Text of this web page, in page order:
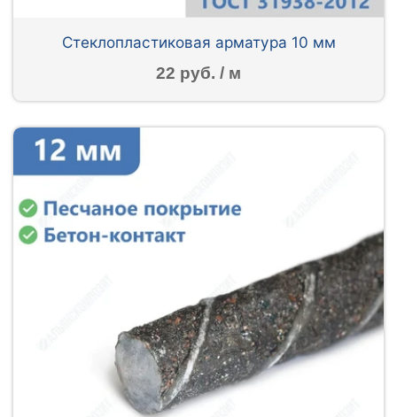
Стеклопластиковая арматура 10 мм
22 руб. / м